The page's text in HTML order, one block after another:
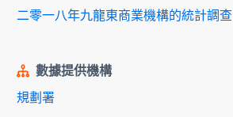
二零一八年九龍東商業機構的統計調查
數據提供機構
規劃署